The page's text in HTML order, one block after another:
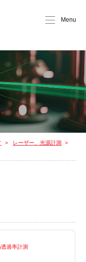
Menu
レーザー、光源計測
過率計測